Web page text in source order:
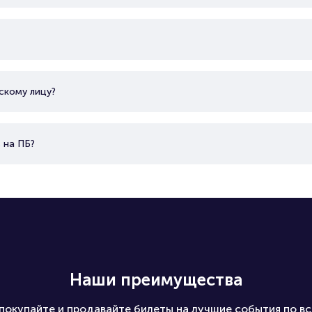
лицу?
на ПБ?
Наши преимущества
и продавайте билеты на лучшие события по